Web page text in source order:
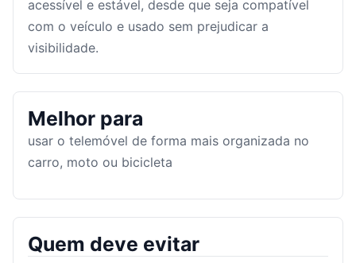
acessível e estável, desde que seja compatível
com o veículo e usado sem prejudicar a
visibilidade.
Melhor para
usar o telemóvel de forma mais organizada no
carro, moto ou bicicleta
Quem deve evitar